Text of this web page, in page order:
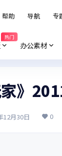
帮助 导航 专
热门
办公素材
家》
12月30日 0